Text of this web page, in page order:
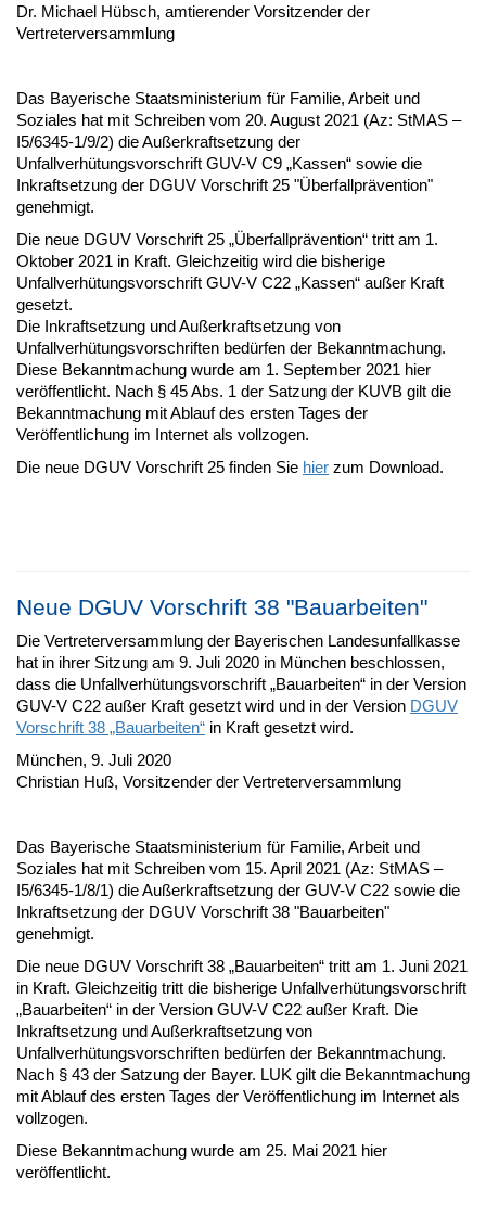
Dr. Michael Hübsch, amtierender Vorsitzender der
Vertreterversammlung
Das Bayerische Staatsministerium für Familie, Arbeit und
Soziales hat mit Schreiben vom 20. August 2021 (Az: StMAS –
I5/6345-1/9/2) die Außerkraftsetzung der
Unfallverhütungsvorschrift GUV-V C9 „Kassen“ sowie die
Inkraftsetzung der DGUV Vorschrift 25 "Überfallprävention"
genehmigt.
Die neue DGUV Vorschrift 25 „Überfallprävention“ tritt am 1.
Oktober 2021 in Kraft. Gleichzeitig wird die bisherige
Unfallverhütungsvorschrift GUV-V C22 „Kassen“ außer Kraft
gesetzt.
Die Inkraftsetzung und Außerkraftsetzung von
Unfallverhütungsvorschriften bedürfen der Bekanntmachung.
Diese Bekanntmachung wurde am 1. September 2021 hier
veröffentlicht. Nach § 45 Abs. 1 der Satzung der KUVB gilt die
Bekanntmachung mit Ablauf des ersten Tages der
Veröffentlichung im Internet als vollzogen.
Die neue DGUV Vorschrift 25 finden Sie hier zum Download.
Neue DGUV Vorschrift 38 "Bauarbeiten"
Die Vertreterversammlung der Bayerischen Landesunfallkasse
hat in ihrer Sitzung am 9. Juli 2020 in München beschlossen,
dass die Unfallverhütungsvorschrift „Bauarbeiten“ in der Version
GUV-V C22 außer Kraft gesetzt wird und in der Version DGUV
Vorschrift 38 „Bauarbeiten“ in Kraft gesetzt wird.
München, 9. Juli 2020
Christian Huß, Vorsitzender der Vertreterversammlung
Das Bayerische Staatsministerium für Familie, Arbeit und
Soziales hat mit Schreiben vom 15. April 2021 (Az: StMAS –
I5/6345-1/8/1) die Außerkraftsetzung der GUV-V C22 sowie die
Inkraftsetzung der DGUV Vorschrift 38 "Bauarbeiten"
genehmigt.
Die neue DGUV Vorschrift 38 „Bauarbeiten“ tritt am 1. Juni 2021
in Kraft. Gleichzeitig tritt die bisherige Unfallverhütungsvorschrift
„Bauarbeiten“ in der Version GUV-V C22 außer Kraft. Die
Inkraftsetzung und Außerkraftsetzung von
Unfallverhütungsvorschriften bedürfen der Bekanntmachung.
Nach § 43 der Satzung der Bayer. LUK gilt die Bekanntmachung
mit Ablauf des ersten Tages der Veröffentlichung im Internet als
vollzogen.
Diese Bekanntmachung wurde am 25. Mai 2021 hier
veröffentlicht.